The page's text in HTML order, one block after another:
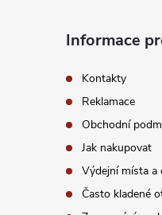
Informace
Kontakty
Reklamace
Obchodní
Jak nakupovat
Výdejní místa a
Často kladené